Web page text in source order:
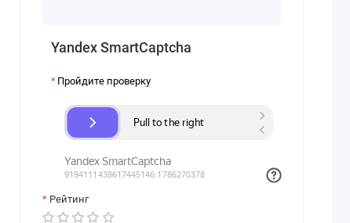
Yandex SmartCaptcha
Пройдите проверку
Рейтинг